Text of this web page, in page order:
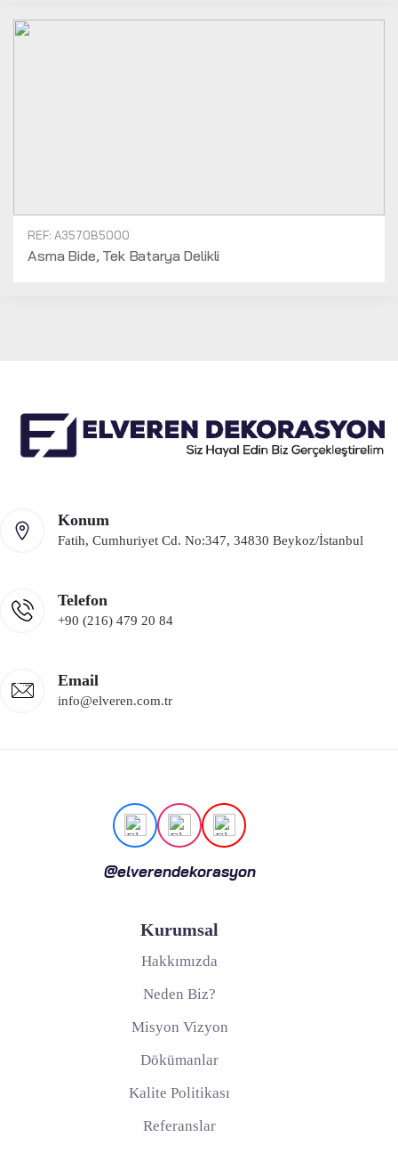
REF: A3570B5000
Asma Bide, Tek Batarya Delikli
Konum
Fatih, Cumhuriyet Cd. No:347, 34830 Beykoz/İstanbul
Telefon
+90 (216) 479 20 84
Email
info@elveren.com.tr
@elverendekorasyon
Kurumsal
Hakkımızda
Neden Biz?
Misyon Vizyon
Dökümanlar
Kalite Politikası
Referanslar